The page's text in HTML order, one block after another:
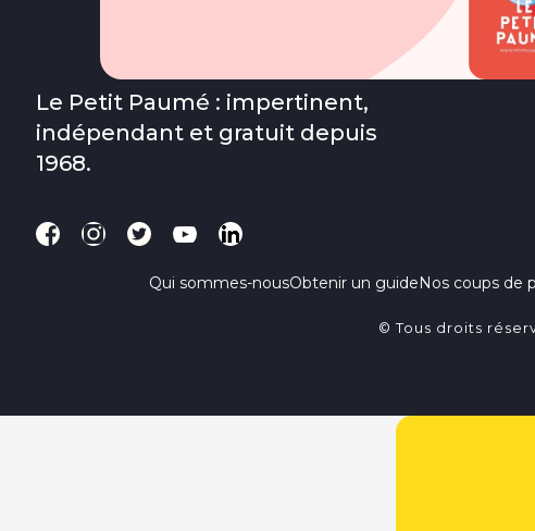
Le Petit Paumé : impertinent,
indépendant et gratuit depuis
1968.
Qui sommes-nousObtenir un guideNos coups de
© Tous droits